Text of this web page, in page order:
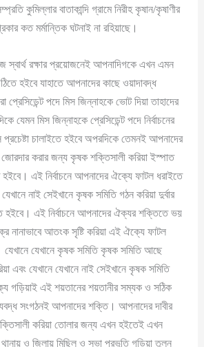
কুমিল্লার বাতাকান্দি গ্রামে নিরীহ কৃষান/কৃষাণীর
কত মর্মান্তিক ঘটনাই না রহিয়াছে।
স্বার্থ রক্ষার প্রয়োজনেই আপনাদিগকে এখন এমন
হইবে যাহাতে আপনাদের কাছে ওয়াদাবদ্ধ
প্রেসিডেন্ট পদে মিস জিন্নাহকে ভোট দিয়া তাহাদের
যেমন মিস জিন্নাহকে প্রেসিডেন্ট পদে নির্বাচনের
চালাইতে হইবে অপরদিকে তেমনই আপনাদের
করার জন্য কৃষক শক্তিসালী করিয়া ইস্পাত
এই নির্বাচনে আপনাদের ঐক্যে ফাটল ধরাইতে
নাই সেইখানে কৃষক সমিতি গঠন করিয়া দুর্বার
এই নির্বাচনে আপনাদের ঐক্যর শক্তিতে ভয়
নানাভাবে আতংক সৃষ্টি করিয়া এই ঐক্যে ফাটল
যেখানে যেখানে কৃষক সমিতি কৃষক সমিতি আছে
এবং যেখানে যেখানে নাই সেইখানে কৃষক সমিতি
গড়িয়াই এই শয়তানের শয়তানীর সম্যক ও সঠিক
সংগঠনই আপনাদের শক্তি। আপনাদের দাবীর
করিয়া তোলার জন্য এখন হইতেই এখন
ও জিলায় মিছিল ও সভা প্রভৃতি গড়িয়া তুলুন